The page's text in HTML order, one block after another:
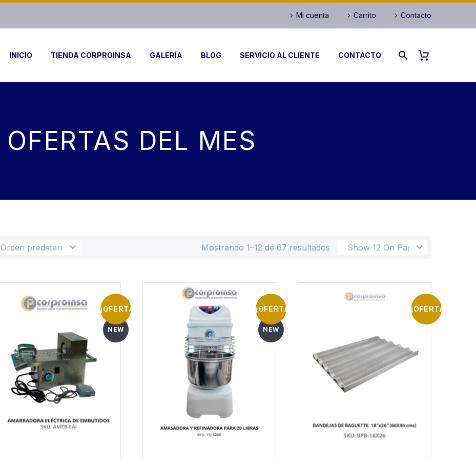
Mi cuenta Carrito Contacto
INICIO TIENDA CORPROINSA GALERÍA BLOG SERVICIO AL CLIENTE CONTACTO
OFERTAS DEL MES
Orden predeterminado Show 12 On Page
Mostrando 1–12 de 67 resultados
¡OFERTA!
NEW
¡OFERTA!
NEW
¡OFERTA!